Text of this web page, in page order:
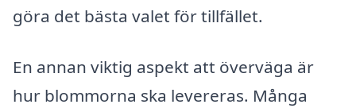
göra det bästa valet för tillfället.
En annan viktig aspekt att överväga är
hur blommorna ska levereras. Många